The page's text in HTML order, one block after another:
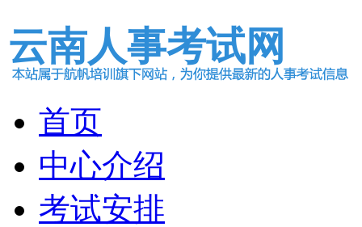
云南人事考试网
首页
中心介绍
考试安排